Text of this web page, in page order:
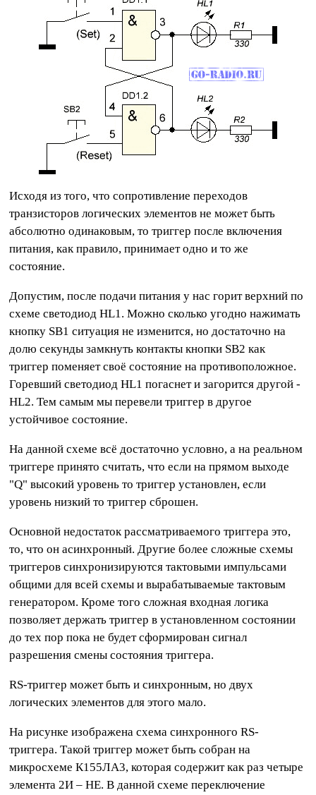
Исходя из того, что сопротивление переходов
транзисторов логических элементов не может быть
абсолютно одинаковым, то триггер после включения
питания, как правило, принимает одно и то же
состояние.
Допустим, после подачи питания у нас горит верхний по
схеме светодиод HL1. Можно сколько угодно нажимать
кнопку SB1 ситуация не изменится, но достаточно на
долю секунды замкнуть контакты кнопки SB2 как
триггер поменяет своё состояние на противоположное.
Горевший светодиод HL1 погаснет и загорится другой -
HL2. Тем самым мы перевели триггер в другое
устойчивое состояние.
На данной схеме всё достаточно условно, а на реальном
триггере принято считать, что если на прямом выходе
"Q" высокий уровень то триггер установлен, если
уровень низкий то триггер сброшен.
Основной недостаток рассматриваемого триггера это,
то, что он асинхронный. Другие более сложные схемы
триггеров синхронизируются тактовыми импульсами
общими для всей схемы и вырабатываемые тактовым
генератором. Кроме того сложная входная логика
позволяет держать триггер в установленном состоянии
до тех пор пока не будет сформирован сигнал
разрешения смены состояния триггера.
RS-триггер может быть и синхронным, но двух
логических элементов для этого мало.
На рисунке изображена схема синхронного RS-
триггера. Такой триггер может быть собран на
микросхеме К155ЛА3, которая содержит как раз четыре
элемента 2И – НЕ. В данной схеме переключение